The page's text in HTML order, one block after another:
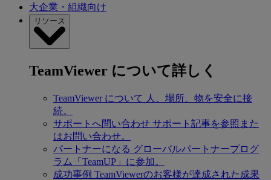
大企業・組織向け
リソース
TeamViewer について詳しく
TeamViewer について 人、場所、物を安全に接
続。
サポートへ問い合わせ サポート記事を参照また
はお問い合わせ。
パートナーになる グローバルパートナープログ
ラム「TeamUP」に参加。
成功事例 TeamViewerのお客様が達成された成果